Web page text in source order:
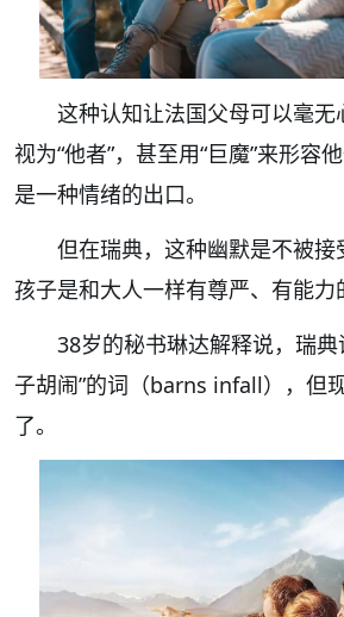
这种认知让法国父母可以毫
视为“他者”，甚至用“巨魔”来形容
是一种情绪的出口。
但在瑞典，这种幽默是不被接
孩子是和大人一样有尊严、有能力
38岁的秘书琳达解释说，瑞
子胡闹”的词（barns infall），但
了。